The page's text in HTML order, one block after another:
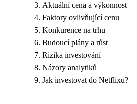
Aktuální cena a výkonnost
Faktory ovlivňující cenu
Konkurence na trhu
Budoucí plány a růst
Rizika investování
Názory analytiků
Jak investovat do Netflixu?